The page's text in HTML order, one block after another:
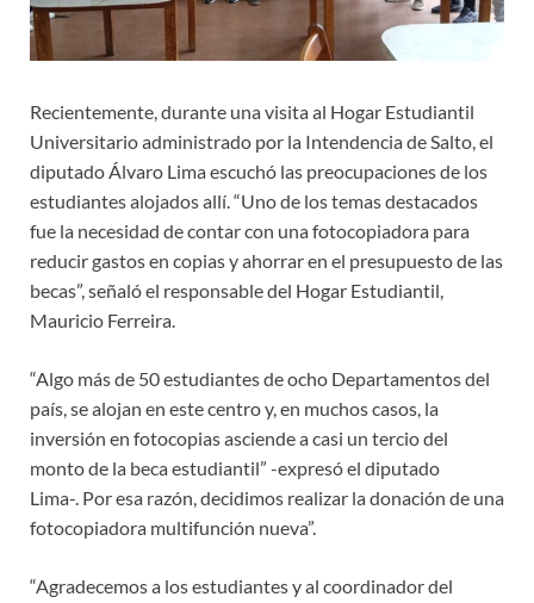
Recientemente, durante una visita al Hogar Estudiantil
Universitario administrado por la Intendencia de Salto, el
diputado Álvaro Lima escuchó las preocupaciones de los
estudiantes alojados allí. “Uno de los temas destacados
fue la necesidad de contar con una fotocopiadora para
reducir gastos en copias y ahorrar en el presupuesto de las
becas”, señaló el responsable del Hogar Estudiantil,
Mauricio Ferreira.
“Algo más de 50 estudiantes de ocho Departamentos del
país, se alojan en este centro y, en muchos casos, la
inversión en fotocopias asciende a casi un tercio del
monto de la beca estudiantil” -expresó el diputado
Lima-. Por esa razón, decidimos realizar la donación de una
fotocopiadora multifunción nueva”.
“Agradecemos a los estudiantes y al coordinador del